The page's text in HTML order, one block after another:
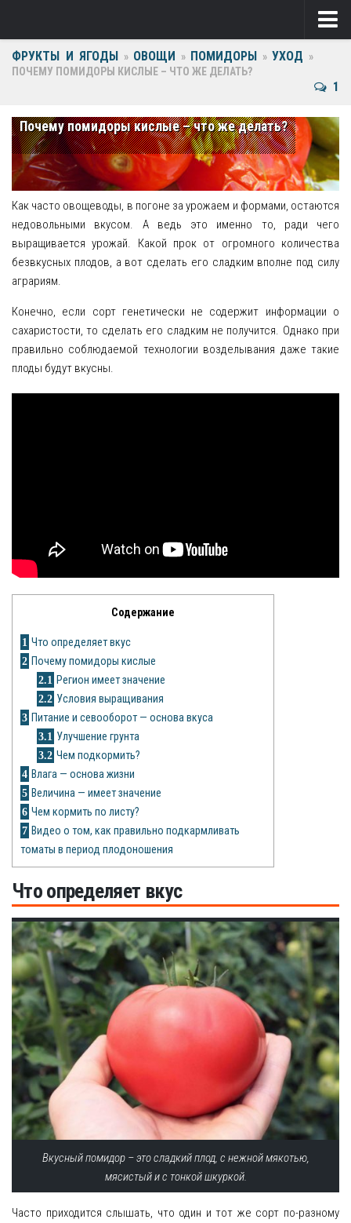
Ягоды
Клубника
Крыжовник
Малина
Фрукты
Слива
Черешня
Цветы
Замиокулькас
Петуния
Рецепты
О сайте
ФРУКТЫ И ЯГОДЫ » ОВОЩИ » ПОМИДОРЫ » УХОД »
ПОЧЕМУ ПОМИДОРЫ КИСЛЫЕ – ЧТО ЖЕ ДЕЛАТЬ?
1
Почему помидоры кислые – что же делать?
Как часто овощеводы, в погоне за урожаем и формами, остаются
недовольными вкусом. А ведь это именно то, ради чего
выращивается урожай. Какой прок от огромного количества
безвкусных плодов, а вот сделать его сладким вполне под силу
аграриям.
Конечно, если сорт генетически не содержит информации о
сахаристости, то сделать его сладким не получится. Однако при
правильно соблюдаемой технологии возделывания даже такие
плоды будут вкусны.
Содержание
1 Что определяет вкус
2 Почему помидоры кислые
2.1 Регион имеет значение
2.2 Условия выращивания
3 Питание и севооборот — основа вкуса
3.1 Улучшение грунта
3.2 Чем подкормить?
4 Влага — основа жизни
5 Величина — имеет значение
6 Чем кормить по листу?
7 Видео о том, как правильно подкармливать
томаты в период плодоношения
Что определяет вкус
Вкусный помидор – это сладкий плод, с нежной мякотью,
мясистый и с тонкой шкуркой.
Часто приходится слышать, что один и тот же сорт по-разному